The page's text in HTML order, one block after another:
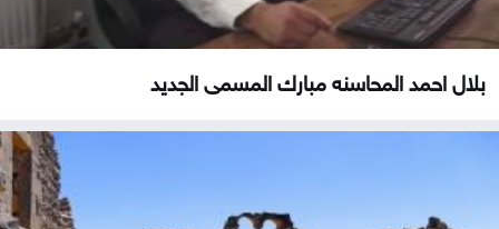
بلال احمد المحاسنه مبارك المسمى الجديد